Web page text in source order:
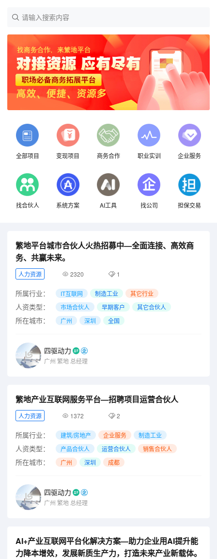
请输入搜索内容
全部项目 变现项目 商务合作 职业实训 企业服务
找合伙人 系统方案 AI工具 找公司 担保交易
繁地平台城市合伙人火热招募中—全面连接、高效商
务、共赢未来。
人力资源 2320 1
所属行业： IT互联网 制造工业 其它行业
人资类型： 市场合伙人 早期客户 其它合伙人
所在城市： 广州 深圳 全国
四驱动力
广州 繁地 总经理
繁地产业互联网服务平台—招聘项目运营合伙人
人力资源 1372 2
所属行业： 建筑/房地产 企业服务 制造工业
人资类型： 产品合伙人 运营合伙人 销售合伙人
所在城市： 广州 深圳 成都
四驱动力
广州 繁地 总经理
AI+产业互联网平台化解决方案—助力企业用AI提升能
力降本增效，发展新质生产力，打造未来产业新载体。